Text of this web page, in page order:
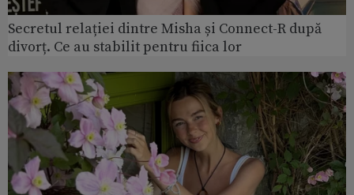
Secretul relației dintre Misha și Connect-R după
divorț. Ce au stabilit pentru fiica lor